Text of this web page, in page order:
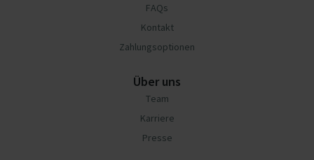
FAQs
Kontakt
Zahlungsoptionen
Über uns
Team
Karriere
Presse